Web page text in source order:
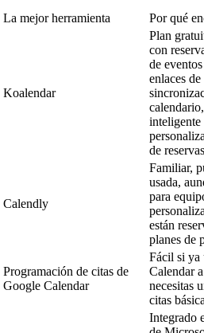
La mejor herramienta Por qué
Koalendar
Plan
con
de
enlaces
inteligente
de
Calendly
Familiar,
usada,
para
están
planes de
Programación de citas de
Google Calendar
Fácil si ya
Calendar
necesitas
citas
Integrado